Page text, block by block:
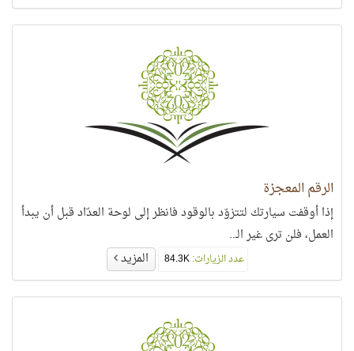
الرقم المعجزة
إذا أوقفت سيارتك لتتزوّد بالوقود فانظر إلى لوحة العدّاد قبل أن يبدأ
العمل، فلن ترى غير الـ..
عدد الزيارات:84.3K المزيد